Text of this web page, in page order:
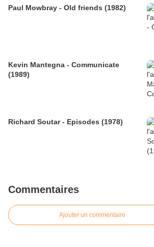
Paul Mowbray - Old friends (1982)
Kevin Mantegna - Communicate
(1989)
Richard Soutar - Episodes (1978)
Commentaires
Ajouter un commentaire